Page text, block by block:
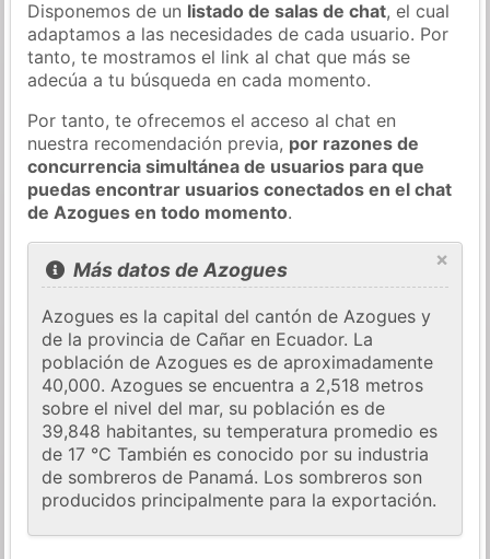
Disponemos de un listado de salas de chat, el cual
adaptamos a las necesidades de cada usuario. Por
tanto, te mostramos el link al chat que más se
adecúa a tu búsqueda en cada momento.
Por tanto, te ofrecemos el acceso al chat en
nuestra recomendación previa, por razones de
concurrencia simultánea de usuarios para que
puedas encontrar usuarios conectados en el chat
de Azogues en todo momento.
×
Más datos de Azogues
Azogues es la capital del cantón de Azogues y
de la provincia de Cañar en Ecuador. La
población de Azogues es de aproximadamente
40,000. Azogues se encuentra a 2,518 metros
sobre el nivel del mar, su población es de
39,848 habitantes, su temperatura promedio es
de 17 °C También es conocido por su industria
de sombreros de Panamá. Los sombreros son
producidos principalmente para la exportación.